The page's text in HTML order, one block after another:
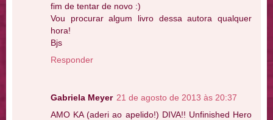
fim de tentar de novo :)
Vou procurar algum livro dessa autora qualquer
hora!
Bjs
Responder
Gabriela Meyer 21 de agosto de 2013 às 20:37
AMO KA (aderi ao apelido!) DIVA!! Unfinished Hero